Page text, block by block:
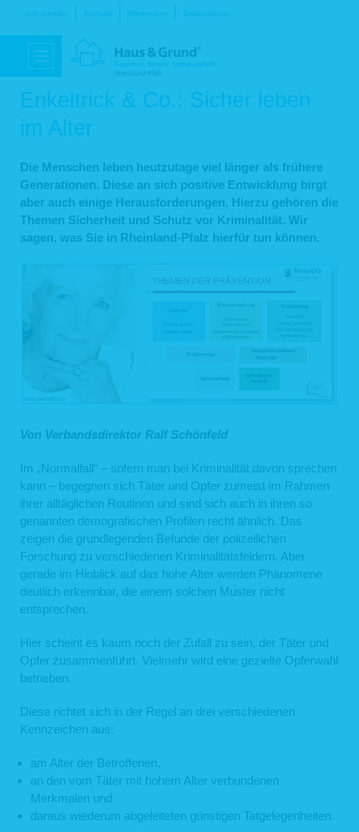
Navigation
Info-Service Kontakt Impressum Datenschutz
Enkeltrick & Co.: Sicher leben
im Alter
Die Menschen leben heutzutage viel länger als frühere
Generationen. Diese an sich positive Entwicklung birgt
aber auch einige Herausforderungen. Hierzu gehören die
Themen Sicherheit und Schutz vor Kriminalität. Wir
sagen, was Sie in Rheinland-Pfalz hierfür tun können.
Von Verbandsdirektor Ralf Schönfeld
Im „Normalfall“ – sofern man bei Kriminalität davon sprechen
kann – begegnen sich Täter und Opfer zumeist im Rahmen
ihrer alltäglichen Routinen und sind sich auch in ihren so
genannten demografischen Profilen recht ähnlich. Das
zeigen die grundlegenden Befunde der polizeilichen
Forschung zu verschiedenen Kriminalitätsfeldern. Aber
gerade im Hinblick auf das hohe Alter werden Phänomene
deutlich erkennbar, die einem solchen Muster nicht
entsprechen.
Hier scheint es kaum noch der Zufall zu sein, der Täter und
Opfer zusammenführt. Vielmehr wird eine gezielte Opferwahl
betrieben.
Diese richtet sich in der Regel an drei verschiedenen
Kennzeichen aus:
am Alter der Betroffenen,
an den vom Täter mit hohem Alter verbundenen
Merkmalen und
daraus wiederum abgeleiteten günstigen Tatgelegenheiten.